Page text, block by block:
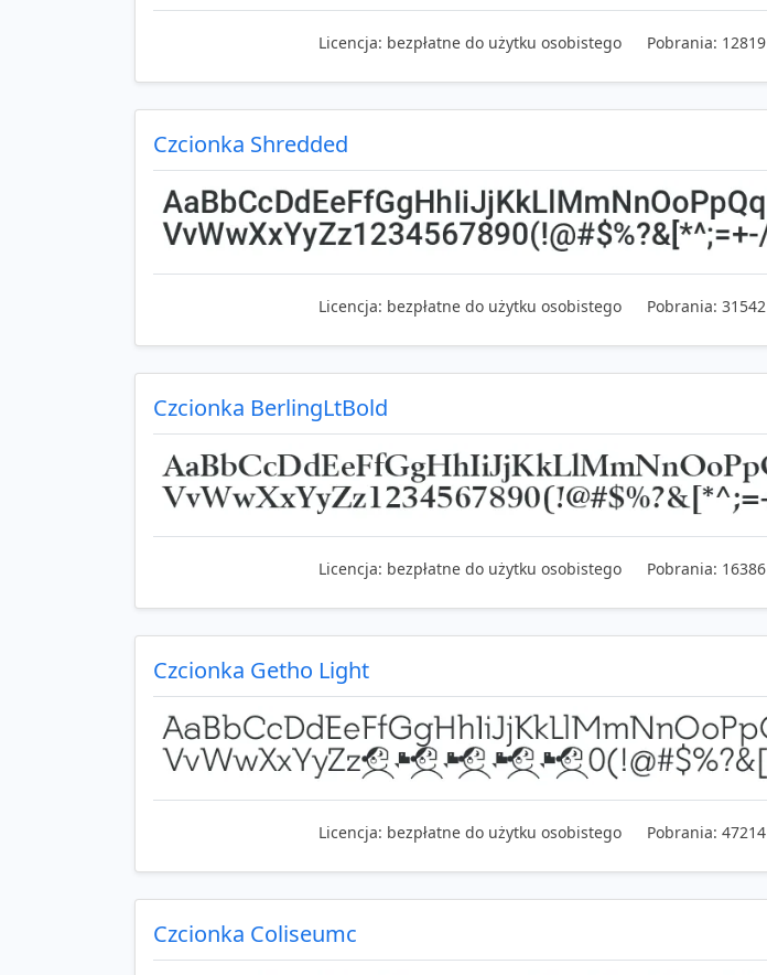
Licencja: bezpłatne do użytku osobistego Pobrania: 12819
Czcionka Shredded
Licencja: bezpłatne do użytku osobistego Pobrania: 31542
Czcionka BerlingLtBold
Licencja: bezpłatne do użytku osobistego Pobrania: 16386
Czcionka Getho Light
Licencja: bezpłatne do użytku osobistego Pobrania: 47214
Czcionka Coliseumc